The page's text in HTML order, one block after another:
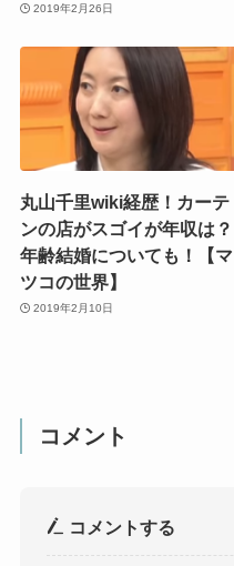
2019年2月26日
丸山千里wiki経歴！カーテ
ンの店がスゴイが年収は？
年齢結婚についても！【マ
ツコの世界】
2019年2月10日
コメント
コメントする